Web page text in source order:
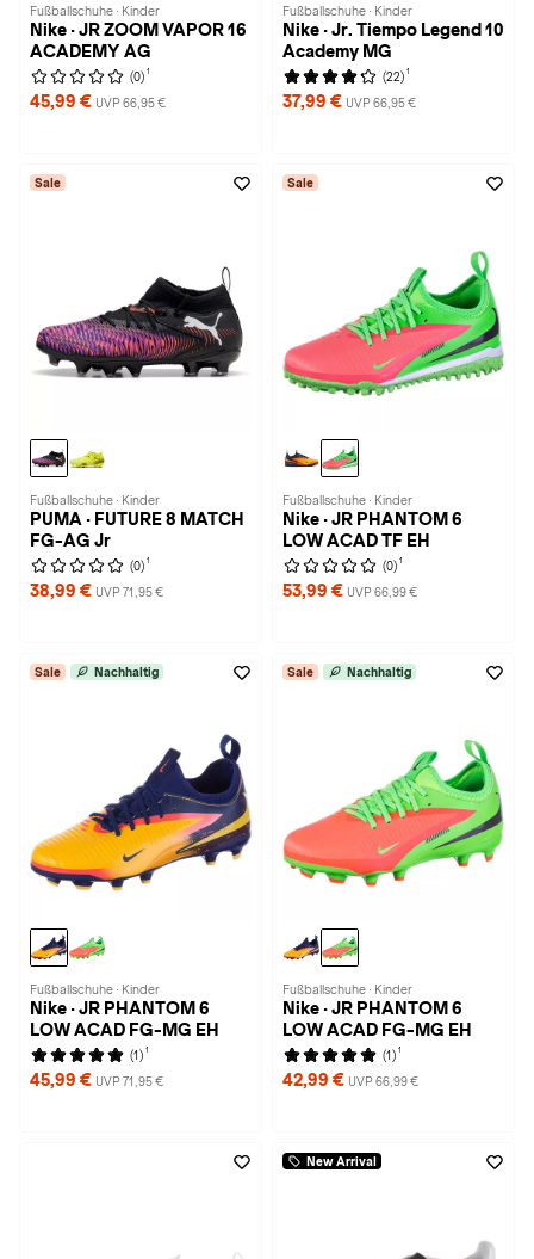
Fußballschuhe · Kinder
Nike · JR ZOOM VAPOR 16
ACADEMY AG
(0) 1
45,99 € UVP 66,95 €
Fußballschuhe · Kinder
Nike · Jr. Tiempo Legend 10
Academy MG
(22) 1
37,99 € UVP 66,95 €
Sale
Fußballschuhe · Kinder
PUMA · FUTURE 8 MATCH
FG-AG Jr
(0) 1
38,99 € UVP 71,95 €
Sale
Fußballschuhe · Kinder
Nike · JR PHANTOM 6
LOW ACAD TF EH
(0) 1
53,99 € UVP 66,99 €
Sale Nachhaltig
Fußballschuhe · Kinder
Nike · JR PHANTOM 6
LOW ACAD FG-MG EH
(1) 1
45,99 € UVP 71,95 €
Sale Nachhaltig
Fußballschuhe · Kinder
Nike · JR PHANTOM 6
LOW ACAD FG-MG EH
(1) 1
42,99 € UVP 66,99 €
New Arrival